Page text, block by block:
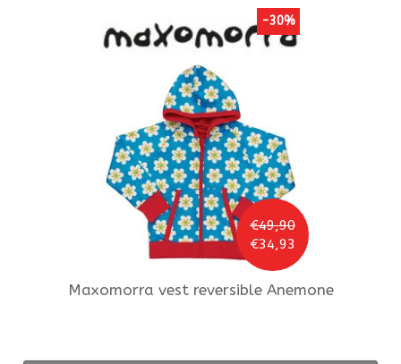
€49,90
€34,93
-30%
Maxomorra vest reversible Anemone